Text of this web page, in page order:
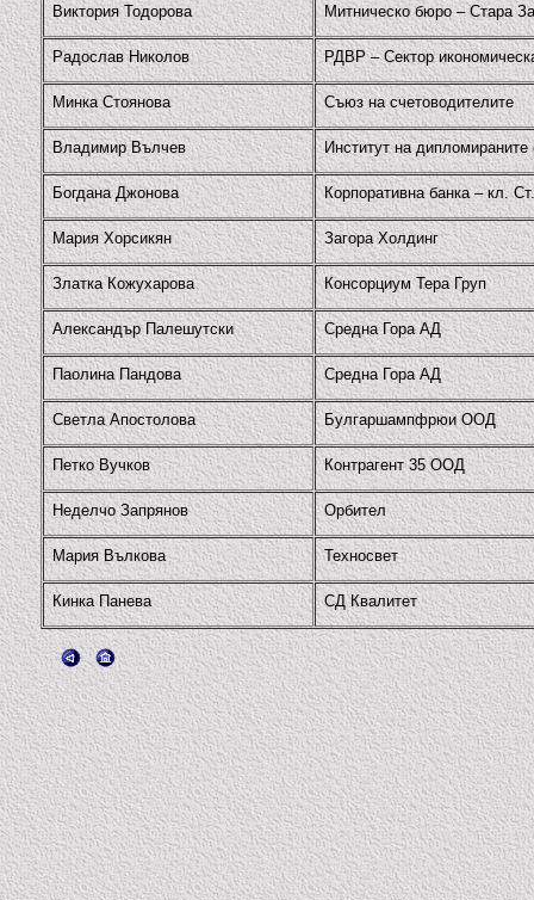
Виктория Тодорова Митническо бюро – Стара
Радослав Николов РДВР – Сектор
Минка Стоянова Съюз на счетоводителите
Владимир Вълчев Институт на дипломираните
Богдана Джонова Корпоративна банка – кл.
Мария Хорсикян Загора Холдинг
Златка Кожухарова Консорциум Тера Груп
Александър Палешутски Средна Гора АД
Паолина Пандова Средна Гора АД
Светла Апостолова Булгаршампфрюи ООД
Петко Вучков Контрагент 35 ООД
Неделчо Запрянов Орбител
Мария Вълкова Техносвет
Кинка Панева СД Квалитет